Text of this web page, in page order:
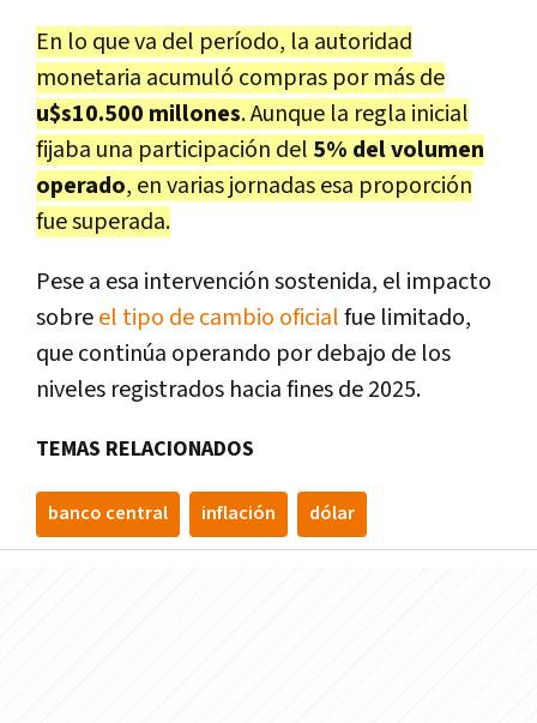
En lo que va del período, la autoridad
monetaria acumuló compras por más de
u$s10.500 millones. Aunque la regla inicial
fijaba una participación del 5% del volumen
operado, en varias jornadas esa proporción
fue superada.
Pese a esa intervención sostenida, el impacto
sobreel tipo de cambio oficialfue limitado,
que continúa operando por debajo de los
niveles registrados hacia fines de 2025.
TEMAS RELACIONADOS
banco central inflación dólar